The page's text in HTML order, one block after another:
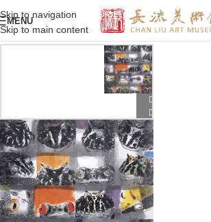
Skip to navigation
Skip to main content
MENU